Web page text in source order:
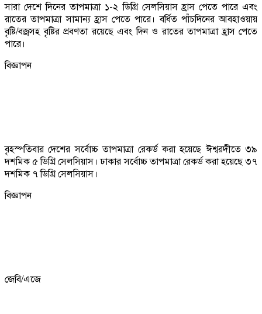
সারা দেশে দিনের তাপমাত্রা ১-২ ডিগ্রি সেলসিয়াস হ্রাস পেতে পারে এবং
রাতের তাপমাত্রা সামান্য হ্রাস পেতে পারে। বর্ধিত পাঁচদিনের আবহাওয়ায়
বৃষ্টি/বজ্রসহ বৃষ্টির প্রবণতা রয়েছে এবং দিন ও রাতের তাপমাত্রা হ্রাস পেতে
পারে।
বিজ্ঞাপন
বৃহস্পতিবার দেশের সর্বোচ্চ তাপমাত্রা রেকর্ড করা হয়েছে ঈশ্বরদীতে ৩৯
দশমিক ৫ ডিগ্রি সেলসিয়াস। ঢাকার সর্বোচ্চ তাপমাত্রা রেকর্ড করা হয়েছে ৩৭
দশমিক ৭ ডিগ্রি সেলসিয়াস।
বিজ্ঞাপন
জেবি/এজে